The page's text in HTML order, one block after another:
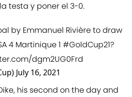
testa y poner el 3-0.
by Emmanuel Rivière to draw
4 Martinique 1 #GoldCup21?
dgm2UG0Frd
July 16, 2021
his second on the day and